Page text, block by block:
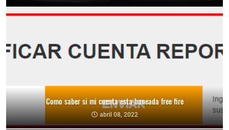
Como saber si mi cuenta esta baneada free fire
abril 08, 2022